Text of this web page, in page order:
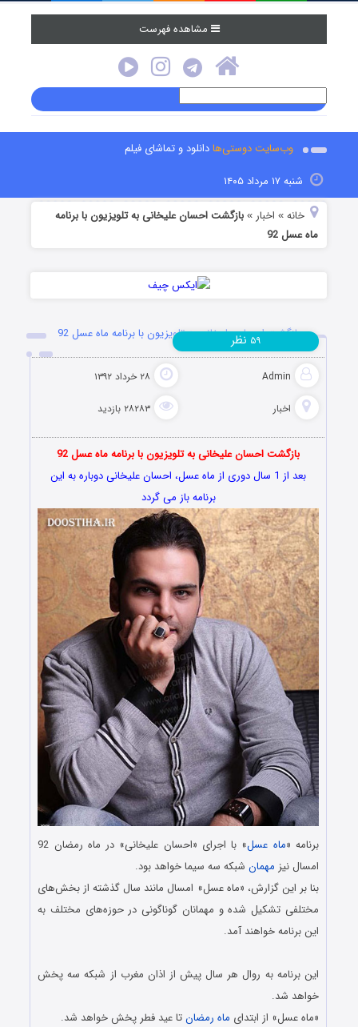
مشاهده فهرست
وب‌سایت دوستی‌هادانلود و تماشای فیلم
شنبه ۱۷ مرداد ۱۴۰۵
خانه » اخبار »بازگشت احسان علیخانی به تلویزیون با برنامه
ماه عسل 92
بازگشت احسان علیخانی به تلویزیون با برنامه ماه عسل 92
Admin ۲۸ خرداد ۱۳۹۲
اخبار ۲۸۲۸۳ بازدید
۵۹ نظر
بازگشت احسان علیخانی به تلویزیون با برنامه ماه عسل 92
بعد از 1 سال دوری از ماه عسل، احسان علیخانی دوباره به این
برنامه باز می گردد
برنامه «ماه عسل
» با اجرای «احسان علیخانی» در ماه رمضان 92
امسال نیز مهمان شبکه سه سیما خواهد بود.
بنا بر این گزارش، «ماه عسل» امسال مانند سال گذشته از بخش‌های
مختلفی تشکیل شده و مهمانان گوناگونی در حوزه‌های مختلف به
این برنامه خواهند آمد.
این برنامه به روال هر سال پیش از اذان مغرب از شبکه سه پخش
خواهد شد.
«ماه عسل» از ابتدای ماه رمضانتا عید فطر پخش خواهد شد.